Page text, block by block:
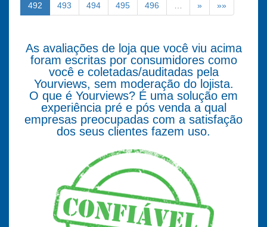
492 493 494 495 496 » »»
As avaliações de loja que você viu acima
foram escritas por consumidores como
você e coletadas/auditadas pela
Yourviews, sem moderação do lojista.
O que é Yourviews? É uma solução em
experiência pré e pós venda a qual
empresas preocupadas com a satisfação
dos seus clientes fazem uso.